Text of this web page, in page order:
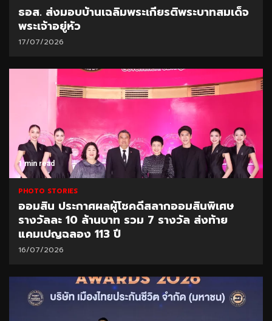
ธอส. ส่งมอบบ้านเฉลิมพระเกียรติพระบาทสมเด็จ
พระเจ้าอยู่หัว
17/07/2026
1 min read
PHOTO STORIES
ออมสิน ประกาศผลผู้โชคดีสลากออมสินพิเศษ
รางวัลละ 10 ล้านบาท รวม 7 รางวัล ส่งท้าย
แคมเปญฉลอง 113 ปี
16/07/2026